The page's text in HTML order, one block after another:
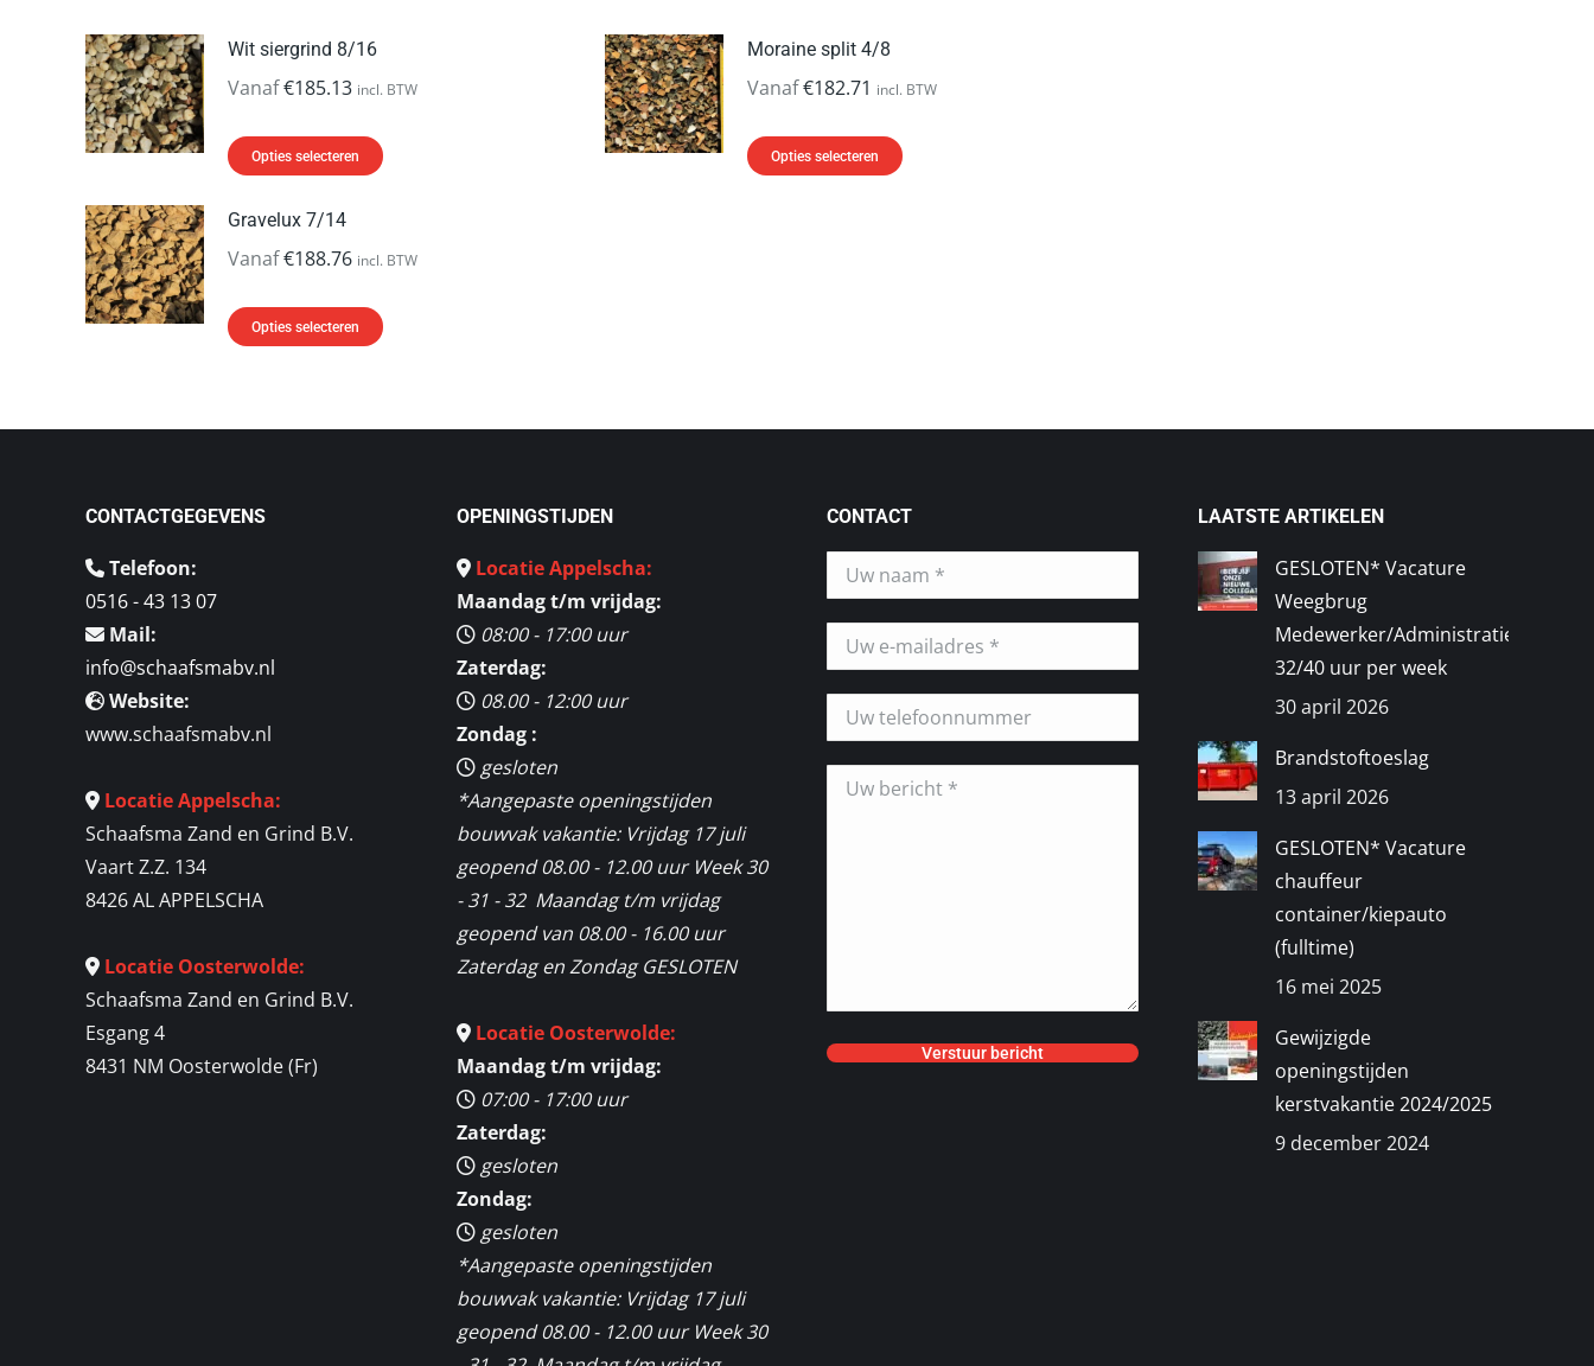
Wit siergrind 8/16
Vanaf€185.13 incl. BTW
Opties selecteren
Dit
meerdere
Deze
Moraine split 4/8
Vanaf €182.71 incl. BTW
Opties selecteren
Dit
de
productpagina
Gravelux 7/14
Vanaf€188.76 incl. BTW
Opties selecteren
Dit
productpagina
CONTACTGEGEVENS
Telefoon:
0516 - 43 13 07
Mail:
info@schaafsmabv.nl
Website:
www.schaafsmabv.nl
Locatie Appelscha:
Schaafsma Zand en Grind B.V.
Vaart Z.Z. 134
8426 AL APPELSCHA
Locatie Oosterwolde:
Schaafsma Zand en Grind B.V.
Esgang 4
8431 NM Oosterwolde (Fr)
OPENINGSTIJDEN
Locatie Appelscha:
Maandag t/m vrijdag:
08:00 - 17:00 uur
Zaterdag:
08.00 - 12:00 uur
Zondag :
gesloten
*Aangepaste openingstijden
bouwvak vakantie: Vrijdag 17 juli
geopend 08.00 - 12.00 uur Week 30
- 31 - 32 Maandag t/m vrijdag
geopend van 08.00 - 16.00 uur
Zaterdag en Zondag GESLOTEN
Locatie Oosterwolde:
Maandag t/m vrijdag:
07:00 - 17:00 uur
Zaterdag:
gesloten
Zondag:
gesloten
*Aangepaste openingstijden
bouwvak vakantie: Vrijdag 17 juli
geopend 08.00 - 12.00 uur Week 30
CONTACT LAATSTE ARTIKELEN
GESLOTEN* Vacature
Weegbrug
Medewerker/Administratief
32/40 uur per week
30 april 2026
Brandstoftoeslag
13 april 2026
GESLOTEN* Vacature
chauffeur
container/kiepauto
(fulltime)
16 mei 2025
Gewijzigde
openingstijden
kerstvakantie 2024/2025
9 december 2024